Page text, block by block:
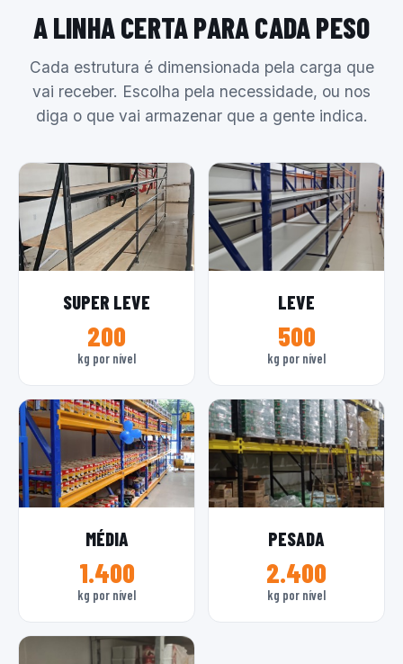
A LINHA CERTA PARA CADA PESO
Cada estrutura é dimensionada pela carga que
vai receber. Escolha pela necessidade, ou nos
diga o que vai armazenar que a gente indica.
SUPER LEVE
200
kg por nível
LEVE
500
kg por nível
MÉDIA
1.400
kg por nível
PESADA
2.400
kg por nível